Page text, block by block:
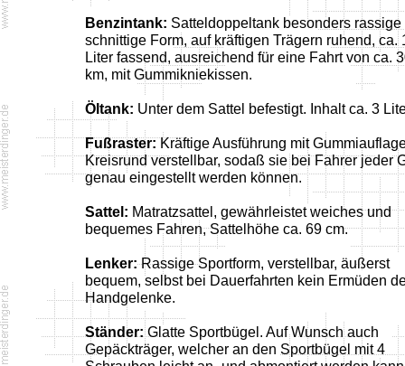
Benzintank: Satteldoppeltank besonders rassige
schnittige Form, auf kräftigen Trägern ruhend, ca.
Liter fassend, ausreichend für eine Fahrt von ca.
km, mit Gummikniekissen.
Öltank: Unter dem Sattel befestigt. Inhalt ca. 3
Fußraster:Kräftige Ausführung mit
Kreisrund verstellbar, sodaß sie bei Fahrer jeder
genau eingestellt werden können.
Sattel: Matratzsattel, gewährleistet weiches und
bequemes Fahren, Sattelhöhe ca. 69 cm.
Lenker:Rassige Sportform, verstellbar, äußerst
bequem, selbst bei Dauerfahrten kein Ermüden
Handgelenke.
Ständer:Glatte Sportbügel. Auf Wunsch auch
Gepäckträger, welcher an den Sportbügel mit 4